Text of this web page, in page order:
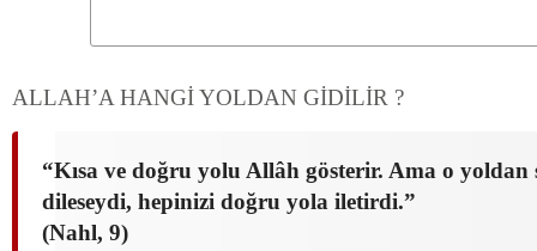
ALLAH’A HANGİ YOLDAN GİDİLİR ?
“Kısa ve doğru yolu Allâh gösterir. Ama o
dileseydi, hepinizi doğru yola iletirdi.”
(Nahl, 9)